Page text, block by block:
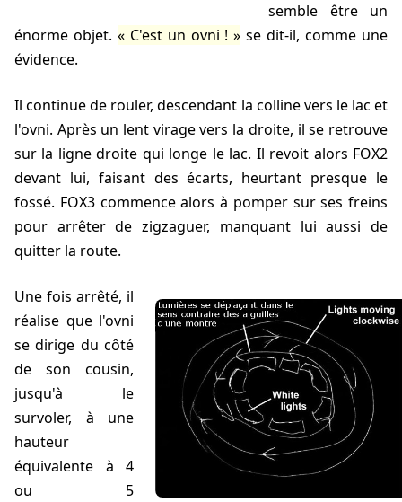
semble être un
énorme objet.
C'est un ovni !
se dit-il, comme une
évidence.
Il continue de rouler, descendant la colline vers le lac et
l'ovni. Après un lent virage vers la droite, il se retrouve
sur la ligne droite qui longe le lac. Il revoit alors FOX2
devant lui, faisant des écarts, heurtant presque le
fossé. FOX3 commence alors à pomper sur ses freins
pour arrêter de zigzaguer, manquant lui aussi de
quitter la route.
Une fois arrêté, il
réalise que l'ovni
se dirige du côté
de son cousin,
jusqu'à le
survoler, à une
hauteur
équivalente à 4
ou 5